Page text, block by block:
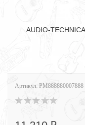
AUDIO-
Артикул: PM888880007888